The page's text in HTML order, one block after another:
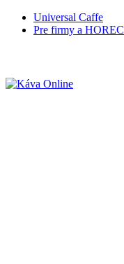
Universal Caffe
Pre firmy a